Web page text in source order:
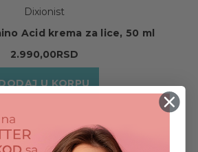
Dixionist
Acid krema za lice, 50 ml
2.990,00RSD
U KORPU